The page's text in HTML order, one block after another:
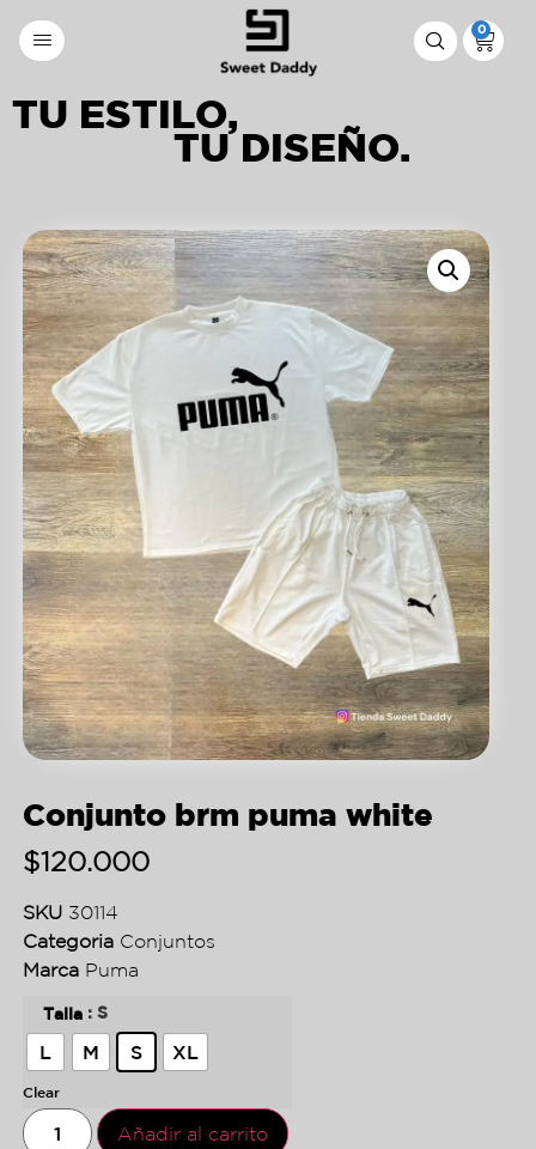
0
TU ESTILO,
TU DISEÑO.
Conjunto brm puma white
$120.000
SKU 30114
Categoria Conjuntos
Marca Puma
Talla : S
L M S XL
Clear
Añadir al carrito